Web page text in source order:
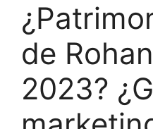
de
2023?